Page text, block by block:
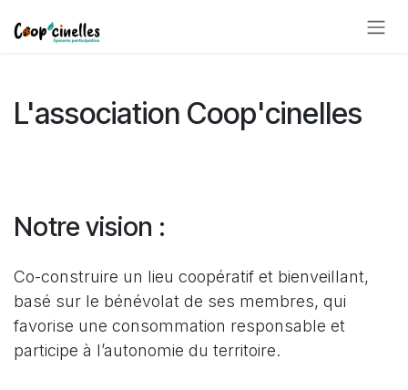
L'association Coop'cinelles
Notre vision :
Co-construire un lieu coopératif et bienveillant,
basé sur le bénévolat de ses membres, qui
favorise une consommation responsable et
participe à l’autonomie du territoire.